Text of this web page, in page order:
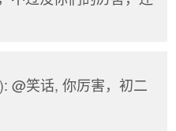
@笑话, 你厉害，初二